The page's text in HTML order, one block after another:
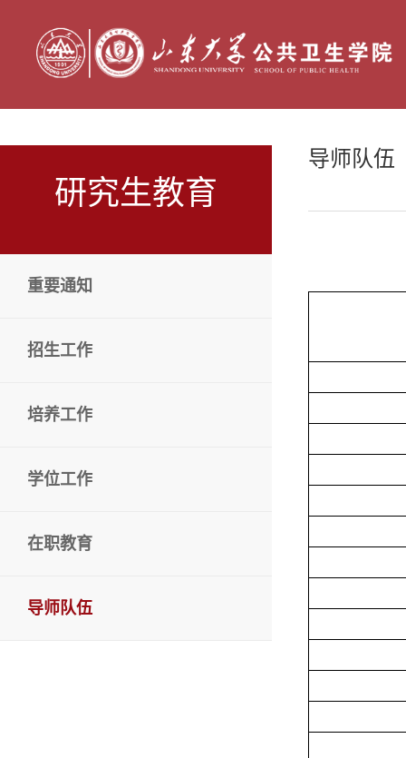
研究生教育
重要通知
招生工作
培养工作
学位工作
在职教育
导师队伍
导师队伍